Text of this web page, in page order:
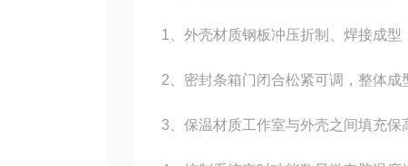
1 、外壳材质钢板冲压折制、焊接成
2 、密封条箱门闭合松紧可调，整体
3 、保温材质工作室与外壳之间填充保